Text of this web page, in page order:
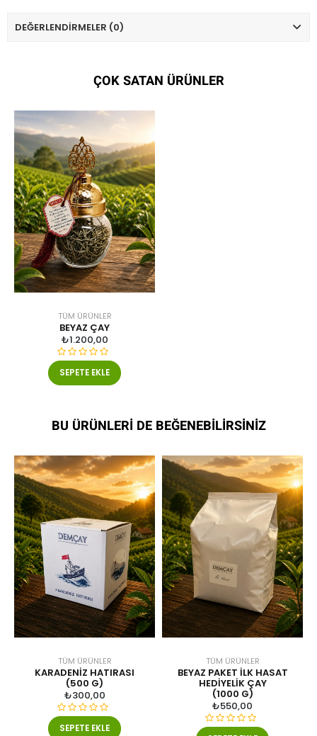
DEĞERLENDIRMELER (0)
ÇOK SATAN ÜRÜNLER
TÜM ÜRÜNLER
BEYAZ ÇAY
₺1.200,00
5
ü
r
n
d
e
n
0
o
y
d
ı
SEPETE EKLE
BU ÜRÜNLERI DE BEĞENEBILIRSINIZ
TÜM ÜRÜNLER
KARADENIZ HATIRASI
(500 G)
₺300,00
5SEPETE EKLE
TÜM ÜRÜNLER
BEYAZ PAKET ILK HASAT
HEDIYELIK ÇAY
(1000 G)
₺550,00